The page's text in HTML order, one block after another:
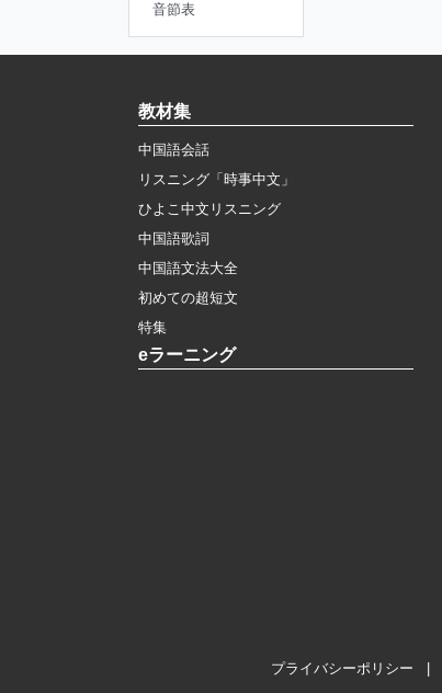
音節表
教材集
中国語会話
リスニング「時事中文」
ひよこ中文リスニング
中国語歌詞
中国語文法大全
初めての超短文
特集
eラーニング
プライバシーポリシー